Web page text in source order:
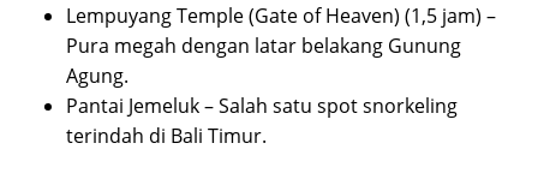
Lempuyang Temple (Gate of Heaven) (1,5 jam) –
Pura megah dengan latar belakang Gunung
Agung.
Pantai Jemeluk – Salah satu spot snorkeling
terindah di Bali Timur.